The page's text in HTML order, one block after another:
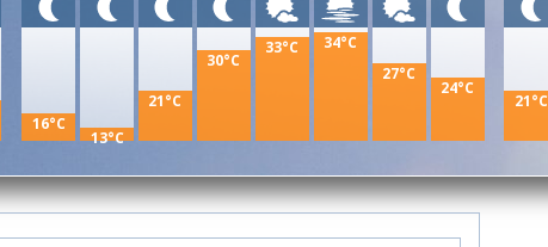
16°C
13°C
21°C
30°C
33°C 34°C
27°C
24°C
21°C